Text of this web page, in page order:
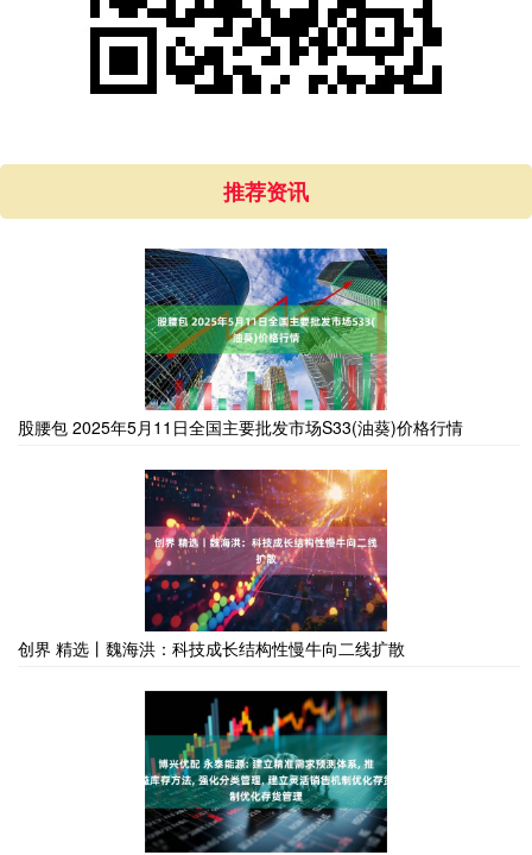
推荐资讯
股腰包 2025年5月11日全国主要批发市场S33(油葵)价格行情
创界 精选丨魏海洪：科技成长结构性慢牛向二线扩散